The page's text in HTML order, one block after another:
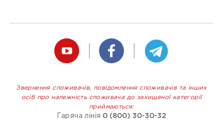
Звернення споживачів, повідомлення споживачів та інших
осіб про належність споживача до захищеної категорії
приймаються:
Гаряча лінія 0 (800) 30-30-32